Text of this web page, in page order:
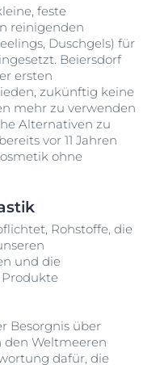
feste
reinigenden
Duschgels) für
Beiersdorf
ersten
zukünftig keine
mehr zu verwenden
Alternativen zu
vor 11 Jahren
ohne
Rohstoffe, die
und die
Besorgnis über
den Weltmeeren
dafür, die